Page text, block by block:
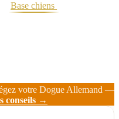
Base chiens
votre Dogue Allemand —
conseils →